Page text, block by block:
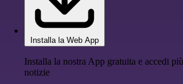
Installa la Web App
Installa la nostra App gratuita e accedi
notizie